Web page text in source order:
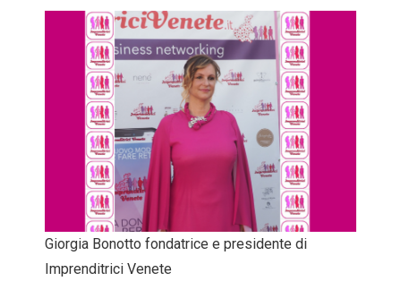
Giorgia Bonotto fondatrice e presidente di
Imprenditrici Venete